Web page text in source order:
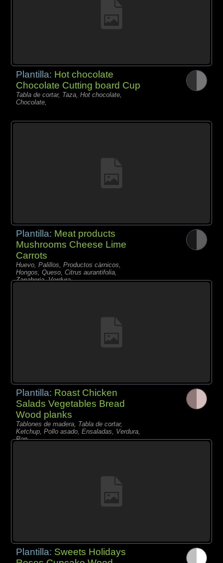
Plantilla: Hot chocolate
Chocolate Cutting board Cup
Tabla de cortar, Taza, Hot chocolate,
Chocolate,
Plantilla: Meat products
Mushrooms Cheese Lime
Carrots
Huevo, Palillos, Productos càrnicos,
Hongos, Queso, Citrus aurantifolia,
Zanahoria, Verdura,
Plantilla: Roast Chicken
Salads Vegetables Bread
Wood planks
Tablones de madera, Tabla de cortar,
Ketchup, Pollo asado, Ensaladas, Verdura,
Pan,
Plantilla: Sweets Holidays